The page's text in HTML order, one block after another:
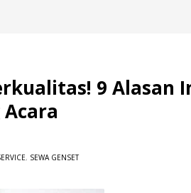
9 Alasan
, SEWA GENSET